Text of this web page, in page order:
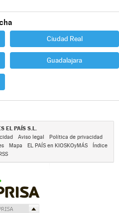
Ciudad Real
Guadalajara
EL PAÍS S.L.
Aviso legal
Política de privacidad
Mapa EL PAÍS en KIOSKOyMÁS
Índice